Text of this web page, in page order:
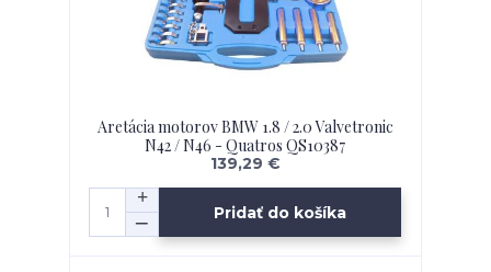
Aretácia motorov BMW 1.8 / 2.0 Valvetronic
N42 / N46 - Quatros QS10387
139,29 €
Pridať do košíka